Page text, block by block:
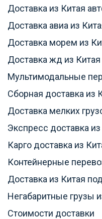
Доставка из Китая
Доставка авиа из
Доставка морем из
Доставка жд из Китая
Мультимодальные
Сборная доставка из
Доставка мелких
Экспресс доставка
Карго доставка из
Контейнерные
Доставка из Китая
Негабаритные грузы
Стоимости доставки